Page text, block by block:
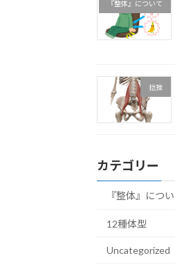
『整体』について
捻挫
カテゴリー
『整体』につ
12種体型
Uncategorized